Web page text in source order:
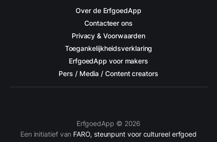
Over de ErfgoedApp
Contacteer ons
Privacy & Voorwaarden
Toegankelijkheidsverklaring
ErfgoedApp voor makers
Pers / Media / Content creators
ErfgoedApp © 2026
Een initiatief van FARO, steunpunt voor cultureel erfgoed